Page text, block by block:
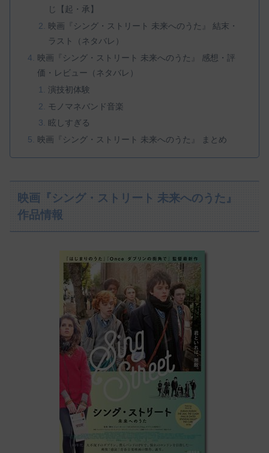
じ【起・承】
映画『シング・ストリート 未来へのうた』 結末・
ラスト（ネタバレ）
映画『シング・ストリート 未来へのうた』 感想・評
価・レビュー（ネタバレ）
演技初体験
モノマネバンド音楽
眩しすぎる
映画『シング・ストリート 未来へのうた』 まとめ
映画『シング・ストリート 未来へのうた』
作品情報